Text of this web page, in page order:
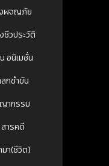
ผจญภัย
วประวัติ
อนิเมชั่น
กขำขัน
ากรรม
ารคดี
า(ชีวิต)